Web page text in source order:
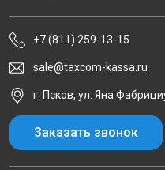
+7 (811) 259-13-15
sale@taxcom-kassa.ru
г. Псков, ул. Яна
Заказать звонок